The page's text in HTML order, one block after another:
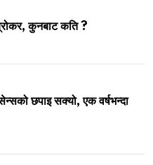
कुनबाट कति ?
छपाइ सक्यो, एक वर्षभन्दा